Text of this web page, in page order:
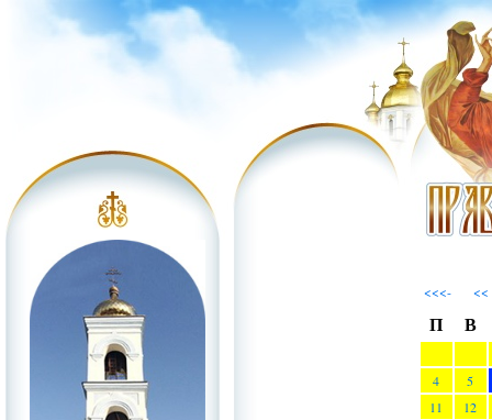
<<<- <<
П
В
4
5
11
12